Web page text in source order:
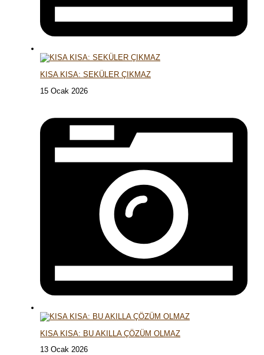
KISA KISA: SEKÜLER ÇIKMAZ
15 Ocak 2026
KISA KISA: BU AKILLA ÇÖZÜM OLMAZ
13 Ocak 2026